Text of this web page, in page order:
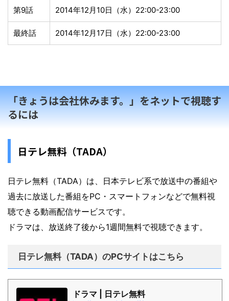
第9話 2014年12月10日（水）22:00-23:00
最終話 2014年12月17日（水）22:00-23:00
「きょうは会社休みます。」をネットで視聴す
るには
日テレ無料（TADA）
日テレ無料（TADA）は、日本テレビ系で放送中の番組や
過去に放送した番組をPC・スマートフォンなどで無料視
聴できる動画配信サービスです。
ドラマは、放送終了後から1週間無料で視聴できます。
日テレ無料（TADA）のPCサイトはこちら
ドラマ | 日テレ無料